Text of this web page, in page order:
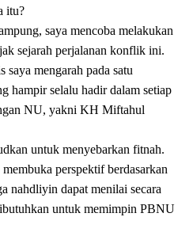
itu?
saya mencoba melakukan
sejarah perjalanan konflik ini.
saya mengarah pada satu
hampir selalu hadir dalam setiap
NU, yakni KH Miftahul
untuk menyebarkan fitnah.
perspektif berdasarkan
nahdliyin dapat menilai secara
untuk memimpin PBNU